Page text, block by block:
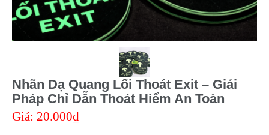
Nhãn Dạ Quang Lối Thoát Exit – Giải
Pháp Chỉ Dẫn Thoát Hiểm An Toàn
Giá: 20.000₫